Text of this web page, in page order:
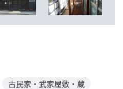
古民家・武家屋敷・蔵